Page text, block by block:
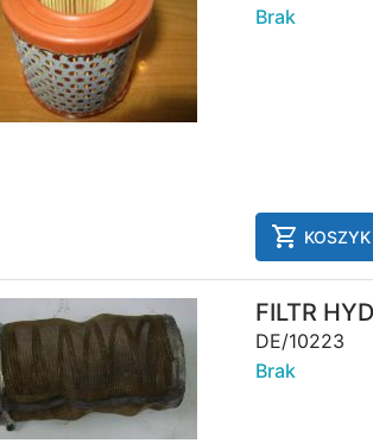
Brak
KOSZYK
AddToCart
FILTR
DE/10223
Brak